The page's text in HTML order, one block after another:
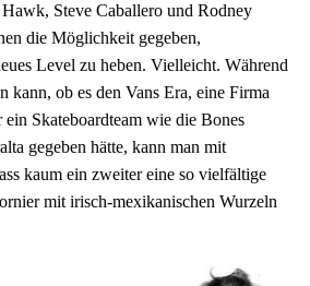
Steve Caballero und Rodney
die Möglichkeit gegeben,
Level zu heben. Vielleicht. Während
kann, ob es den Vans Era, eine Firma
Skateboardteam wie die Bones
gegeben hätte, kann man mit
kaum ein zweiter eine so vielfältige
mit irisch-mexikanischen Wurzeln